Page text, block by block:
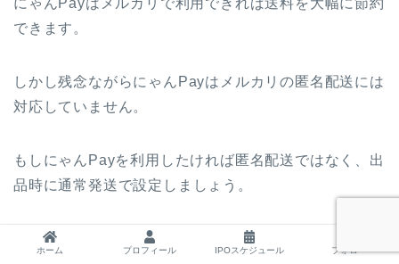
にゃんPayはメルカリで利用できれば送料を大幅に節約
できます。
しかし残念ながらにゃんPayはメルカリの匿名配送には
対応していません。
もしにゃんPayを利用したければ匿名配送ではなく、出
品時に通常発送で設定しましょう。
それならば商品をヤマト運輸に持っていき、にゃんPay
ホーム プロフィール IPOスケジュール フォロー